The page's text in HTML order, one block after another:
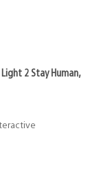
2 Stay Human,